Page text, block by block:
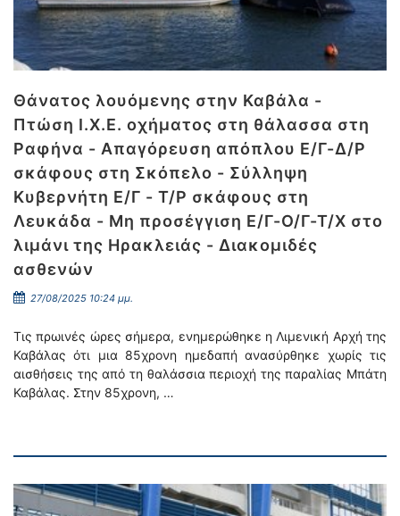
Θάνατος λουόμενης στην Καβάλα -
Πτώση Ι.Χ.Ε. οχήματος στη θάλασσα στη
Ραφήνα - Απαγόρευση απόπλου Ε/Γ-Δ/Ρ
σκάφους στη Σκόπελο - Σύλληψη
Κυβερνήτη Ε/Γ - Τ/Ρ σκάφους στη
Λευκάδα - Μη προσέγγιση Ε/Γ-Ο/Γ-Τ/Χ στο
λιμάνι της Ηρακλειάς - Διακομιδές
ασθενών
27/08/2025 10:24 μμ.
Τις πρωινές ώρες σήμερα, ενημερώθηκε η Λιμενική Αρχή της
Καβάλας ότι μια 85χρονη ημεδαπή ανασύρθηκε χωρίς τις
αισθήσεις της από τη θαλάσσια περιοχή της παραλίας Μπάτη
Καβάλας. Στην 85χρονη, …